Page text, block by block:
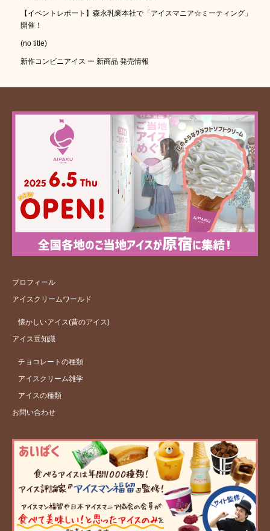
【イベントレポート】森永乳業本社で「アイスマニア☆ミーティング」
開催！
(no title)
新作コンビニアイス ー 新商品 発売情報
プロフィール
アイスクリームワールド
懐かしいアイス(昔のアイス)
アイス豆知識
チョコレートの種類
アイスクリーム雑学
アイスの種類
お問い合わせ